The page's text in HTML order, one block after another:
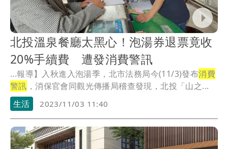
北投溫泉餐廳太黑心！泡湯券退票竟收
20%手續費 遭發消費警訊
...報導】入秋進入泡湯季，北市法務局今(11/3)發布消費
警訊 ，消保官會同觀光傳播局稽查發現，北投「山之...
生活
2023/11/03 11:40